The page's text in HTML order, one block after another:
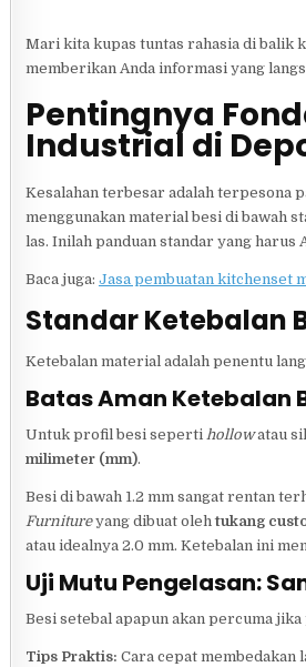
Mari kita kupas tuntas rahasia di balik
memberikan Anda informasi yang
Pentingnya
Industrial di
Kesalahan terbesar adalah terpesona
menggunakan material besi di bawah
las. Inilah panduan standar yang harus
Baca juga: Jasa pembuatan kitchenset
Standar Ketebalan
Ketebalan material adalah penentu
Batas Aman Ketebalan
Untuk profil besi seperti hollowatau
milimeter (mm).
Besi di bawah 1.2 mm sangat rentan
Furnitureyang dibuat olehtukang
atau idealnya 2.0 mm. Ketebalan ini
Uji Mutu Pengelasan:
Besi setebal apapun akan percuma
Tips Praktis: Cara cepat membedakan